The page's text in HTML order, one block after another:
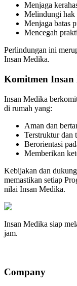
Menjaga
Melindungi hak
Menjaga batas
Mencegah
Perlindungan ini
Insan Medika.
Komitmen Insan
Insan Medika
di rumah yang:
Aman dan
Terstruktur dan
Berorientasi
Memberikan
Kebijakan dan
memastikan setiap
nilai Insan Medika.
Insan Medika siap
jam.
Company